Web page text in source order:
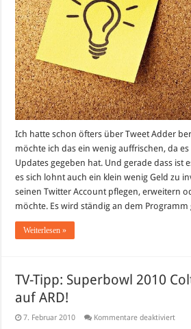
Ich hatte schon öfters über Tweet Adder
möchte ich das ein wenig auffrischen, da
Updates gegeben hat. Und gerade dass ist
es sich lohnt auch ein klein wenig Geld zu
seinen Twitter Account pflegen, erweitern
möchte. Es wird ständig an dem Programm
Weiterlesen »
TV-Tipp: Superbowl 2010
auf ARD!
7. Februar 2010 Kommentare deaktiviertfür